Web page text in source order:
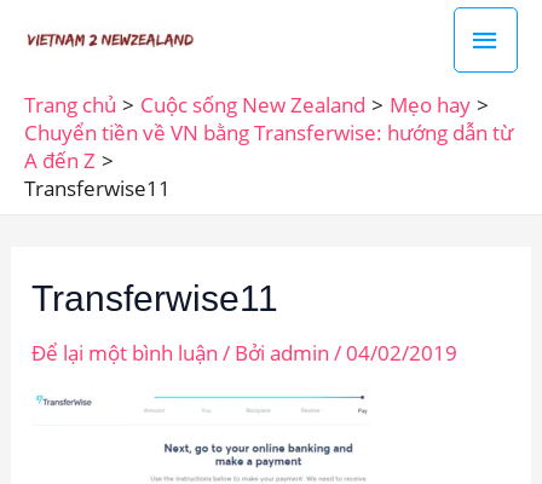
dung
Trang chủ Cuộc sống New Zealand
Mẹo hay
Chuyển tiền về VN bằng Transferwise: hướng dẫn từ
A đến Z
Transferwise11
Transferwise11
Để lại một bình luận / Bởiadmin/04/02/2019